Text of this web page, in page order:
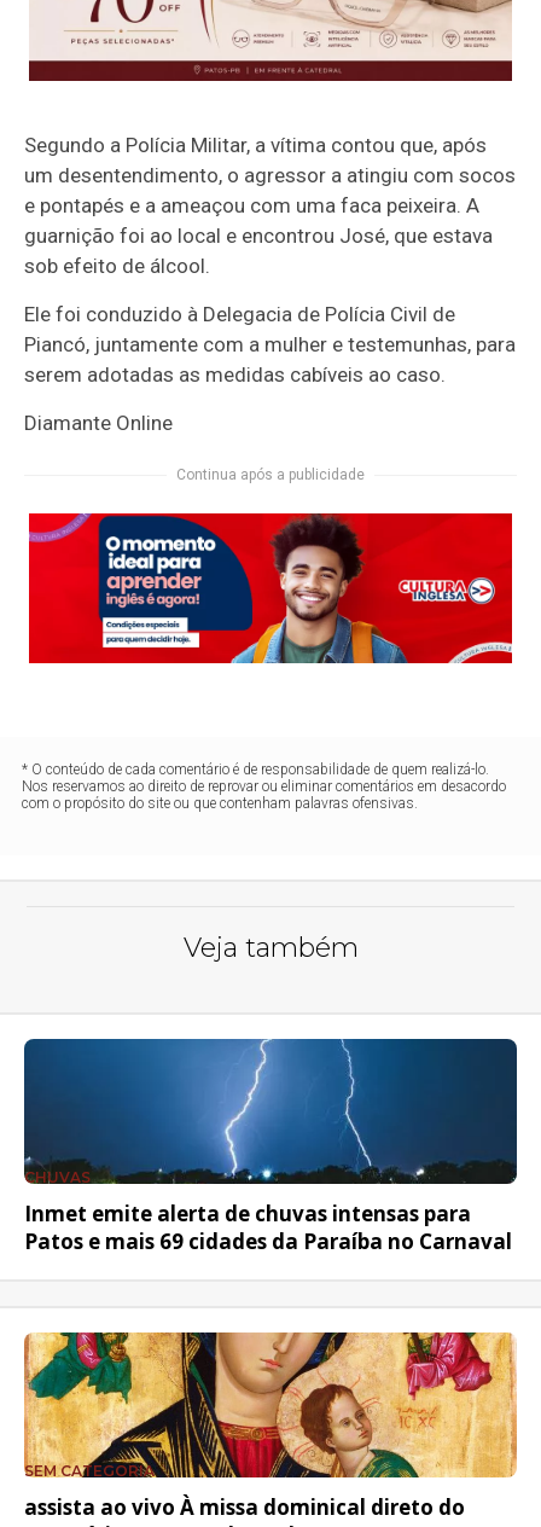
Segundo a Polícia Militar, a vítima contou que, após
um desentendimento, o agressor a atingiu com socos
e pontapés e a ameaçou com uma faca peixeira. A
guarnição foi ao local e encontrou José, que estava
sob efeito de álcool.
Ele foi conduzido à Delegacia de Polícia Civil de
Piancó, juntamente com a mulher e testemunhas, para
serem adotadas as medidas cabíveis ao caso.
Diamante Online
Continua após a publicidade
* O conteúdo de cada comentário é de responsabilidade de quem realizá-lo.
Nos reservamos ao direito de reprovar ou eliminar comentários em desacordo
com o propósito do site ou que contenham palavras ofensivas.
Veja também
CHUVAS
Inmet emite alerta de chuvas intensas para
Patos e mais 69 cidades da Paraíba no Carnaval
SEM CATEGORIA
assista ao vivo À missa dominical direto do